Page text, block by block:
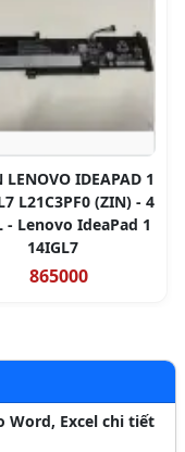
LENOVO IDEAPAD 1
L21C3PF0 (ZIN) - 4
- Lenovo IdeaPad 1
14IGL7
865000
Word, Excel chi tiết